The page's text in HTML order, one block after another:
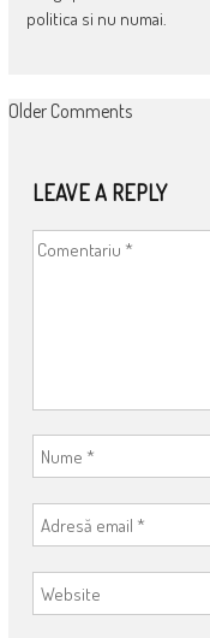
politica si nu numai.
COMMENT
Older Comments
LEAVE A REPLY